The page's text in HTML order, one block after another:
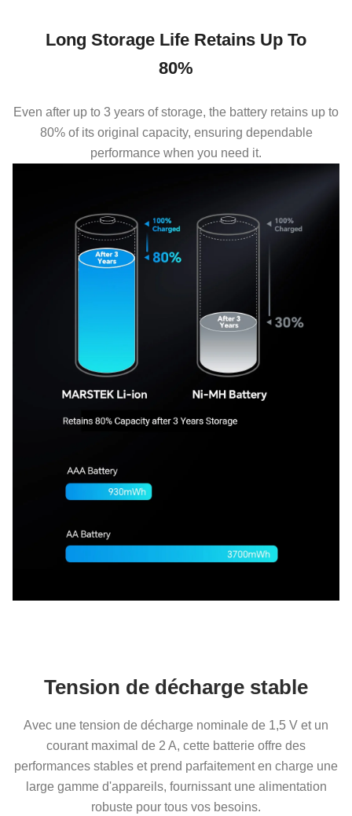
Long Storage Life Retains Up To
80%
Even after up to 3 years of storage, the battery retains up to
80% of its original capacity, ensuring dependable
performance when you need it.
Tension de décharge stable
Avec une tension de décharge nominale de 1,5 V et un
courant maximal de 2 A, cette batterie offre des
performances stables et prend parfaitement en charge une
large gamme d'appareils, fournissant une alimentation
robuste pour tous vos besoins.